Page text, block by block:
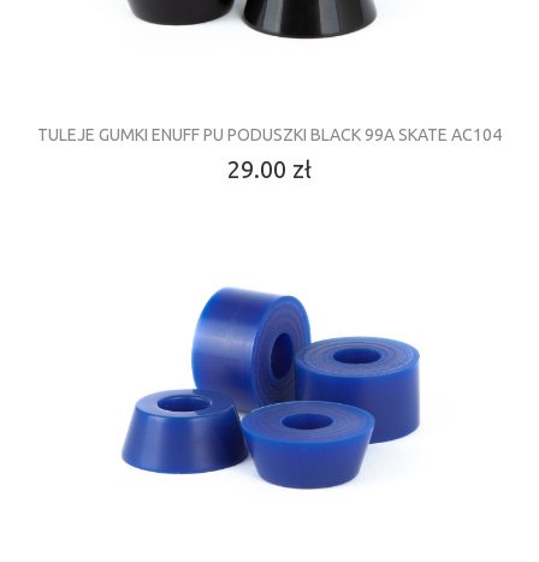
TULEJE GUMKI ENUFF PU PODUSZKI BLACK 99A SKATE AC104
29.00 zł